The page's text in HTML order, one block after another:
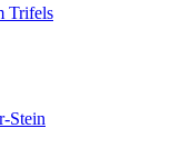
Trifels
Stein